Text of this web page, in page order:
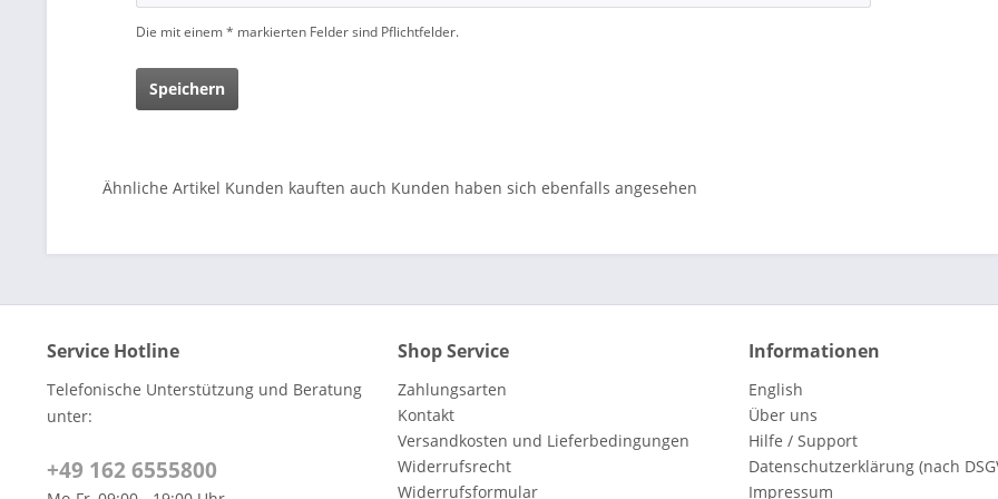
Die mit einem * markierten Felder sind Pflichtfelder.
Speichern
Ähnliche Artikel Kunden kauften auch Kunden haben sich ebenfalls angesehen
Service Hotline
Telefonische Unterstützung und Beratung
unter:
+49 162 6555800
Shop Service
Zahlungsarten
Kontakt
Versandkosten und Lieferbedingungen
Widerrufsrecht
Widerrufsformular
Informationen
English
Über uns
Hilfe / Support
Datenschutzerklärung (nach
Impressum